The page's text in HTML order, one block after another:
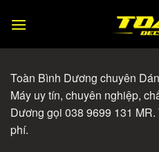
Toàn Bình Dương chuyên
Máy uy tín, chuyên nghiệp,
Dương gọi 038 9699 131
phí.